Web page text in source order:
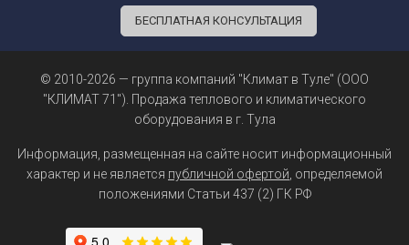
БЕСПЛАТНАЯ КОНСУЛЬТАЦИЯ
© 2010-2026 — группа компаний "Климат в Туле" (ООО
"КЛИМАТ 71"). Продажа теплового и климатического
оборудования в г. Тула
Информация, размещенная на сайте носит информационный
характер и не является публичной офертой , определяемой
положениями Статьи 437 (2) ГК РФ